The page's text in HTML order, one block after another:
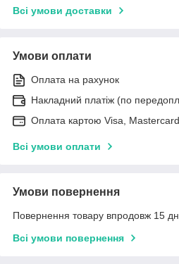
Всі умови доставки
Умови оплати
Оплата на рахунок
Накладний платіж (по
Оплата картою Visa,
Всі умови оплати
Умови повернення
Повернення товару впродовж 15
Всі умови повернення